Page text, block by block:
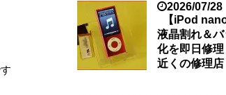
2026/07/28
【iPod
液晶割れ＆
化を即日修
近くの修理店